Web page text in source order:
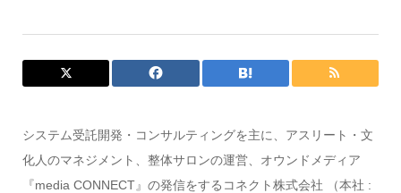
システム受託開発・コンサルティングを主に、アスリート・文
化人のマネジメント、整体サロンの運営、オウンドメディア
『media CONNECT』の発信をするコネクト株式会社 （本社 :